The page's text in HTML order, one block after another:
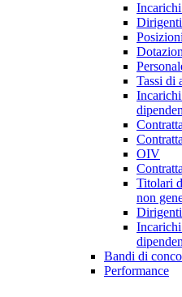
Dirigenti
Tassi di
OIV
Titolari
non
Dirigenti
Bandi di
Performance